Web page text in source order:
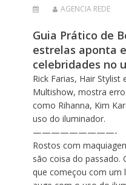
AGENCIA REDE
Guia Prático de
estrelas aponta
celebridades no
Rick Farias, Hair
Multishow, mostra
como Rihanna, Kim
uso do iluminador.
—————————-
Rostos com
são coisa do passado.
que começou com um